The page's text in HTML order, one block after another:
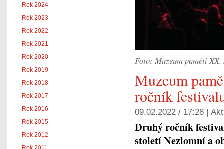
Foto: Muzeum paměti
Muzeum
ročník
09.02.2022 / 17:28 |
Druhý ročník
století Nezlomní a
Rok 2024
Rok 2023
Rok 2022
Rok 2021
Rok 2020
Rok 2019
Rok 2018
Rok 2017
Rok 2016
Rok 2015
Rok 2012
Rok 2011